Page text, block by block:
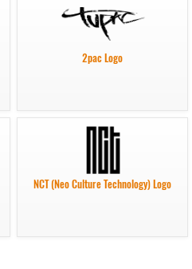
2pac Logo
NCT (Neo Culture Technology) Logo